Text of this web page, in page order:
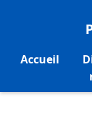
Accueil